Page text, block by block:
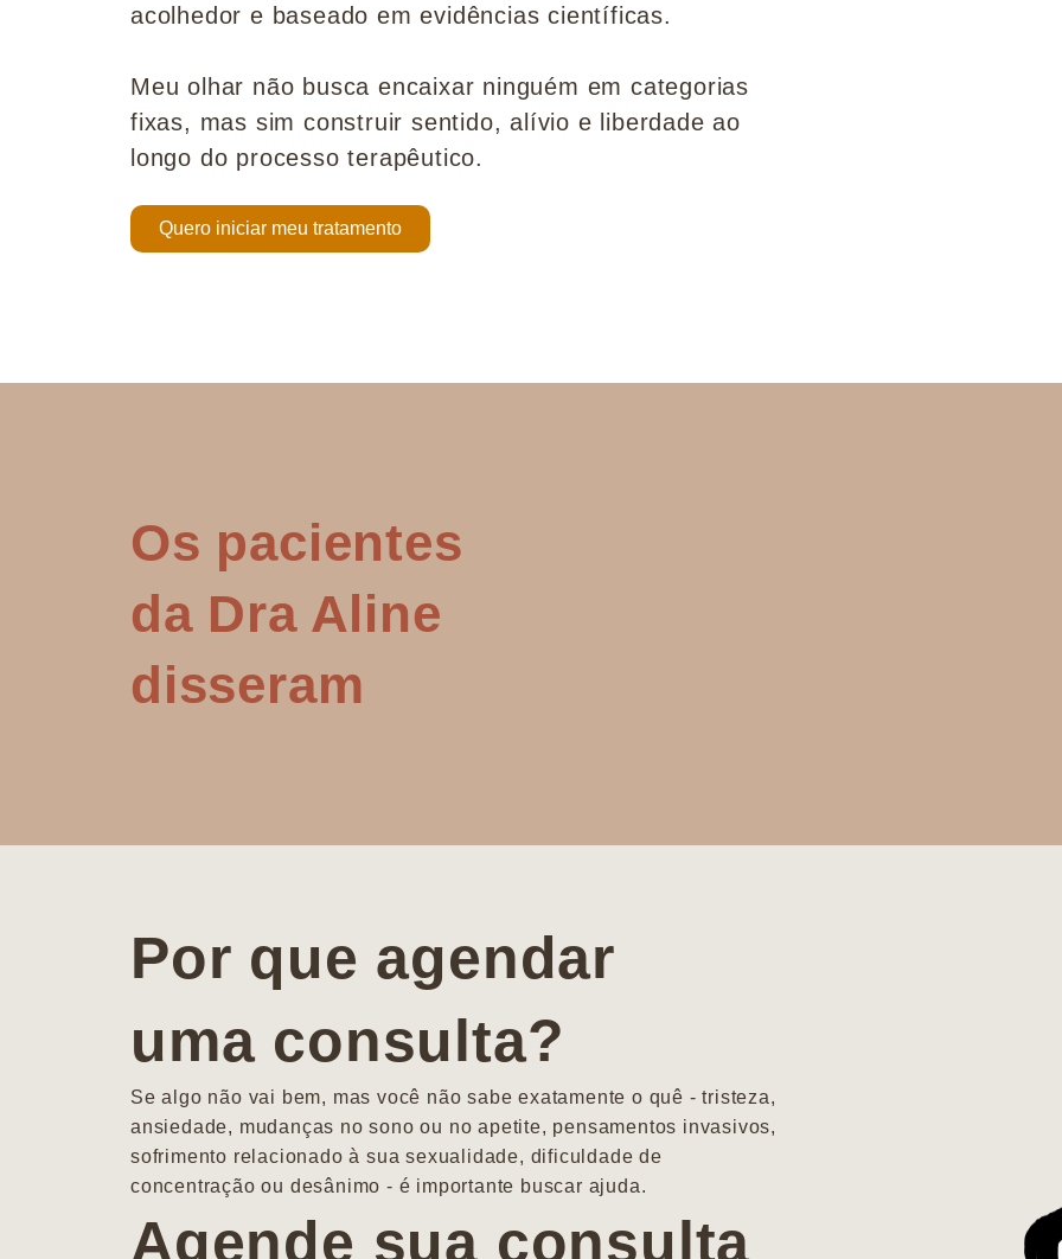
acolhedor e baseado em evidências científicas.
Meu olhar não busca encaixar ninguém em categorias
fixas, mas sim construir sentido, alívio e liberdade ao
longo do processo terapêutico.
Quero iniciar meu tratamento
Os pacientes
da Dra Aline
disseram
Por que agendar
uma consulta?
Se algo não vai bem, mas você não sabe exatamente o quê - tristeza,
ansiedade, mudanças no sono ou no apetite, pensamentos invasivos,
sofrimento relacionado à sua sexualidade, dificuldade de
concentração ou desânimo - é importante buscar ajuda.
Agende sua consulta